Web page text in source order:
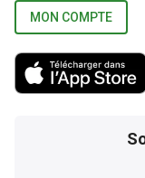
MON COMPTE